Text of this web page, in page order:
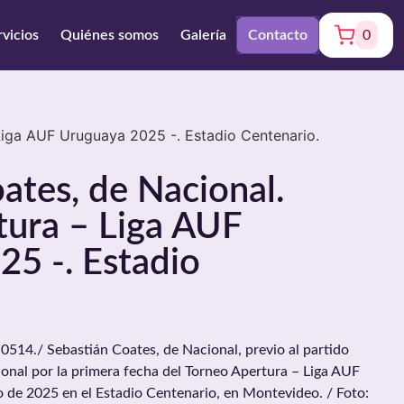
Quiénes somos Galería Contacto 0
AUF Uruguaya 2025 -. Estadio Centenario.
de Nacional.
– Liga AUF
-. Estadio
Sebastián Coates, de Nacional, previo al partido
por la primera fecha del Torneo Apertura – Liga AUF
de 2025 en el Estadio Centenario, en Montevideo. / Foto: